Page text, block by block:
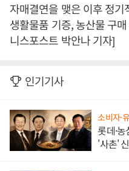
자매결연을 맺은 이후 정
생활물품 기증, 농산물 구
니스포스트 박안나 기자]
인기기사
소비자·
롯데·
'사촌'